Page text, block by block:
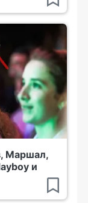
Маршал,
и